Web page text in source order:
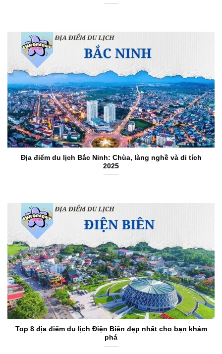
Địa điểm du lịch Bắc Ninh: Chùa, làng nghề và di tích
2025
Top 8 địa điểm du lịch Điện Biên đẹp nhất cho bạn khám
phá